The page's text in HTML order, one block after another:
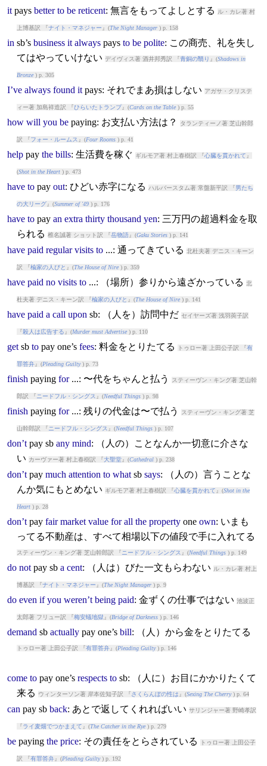
it pays better to be reticent: 無言をもってよしとする ル・カレ著 村
上博基訳 『ナイト・マネジャー 』(The Night Manager) p. 158
insb’s business it always pays to be polite: この商売、礼を失し
てはやっていけない デイヴィス著 酒井邦秀訳 『青銅の翳り 』(Shadows in
Bronze) p. 305
I’ve always found it pays: それでまあ損はしない アガサ・クリステ
ィー著 加島祥造訳 『ひらいたトランプ』(Cards on the Table) p. 55
how will you be paying: お支払い方法は？ タランティーノ著 芝山幹郎
訳 『 フォー・ルームス 』(Four Rooms) p. 41
help pay the bills: 生活費を稼ぐ ギルモア著 村上春樹訳 『心臓を貫かれて 』
(Shot in the Heart) p. 473
have to pay out: ひどい赤字になる ハルバースタム著 常盤新平訳 『 男たち
の大リーグ』(Summer of '49) p. 176
have to pay an extra thirty thousand yen: 三万円の超過料金を取
られる 椎名誠著 ショット訳 『岳物語』(Gaku Stories) p. 141
have paid regular visits to...: 通ってきている 北杜夫著 デニス・キーン
訳 『楡家の人びと 』(The House of Nire) p. 359
have paid no visits to...: （場所）参りから遠ざかっている 北
杜夫著 デニス・キーン訳 『楡家の人びと 』(The House of Nire) p. 141
have paid a call uponsb: （人を）訪問中だ セイヤーズ著 浅羽莢子訳
『殺人は広告する 』(Murder must Advertise) p. 110
getsb to payone’s fees: 料金をとりたてる トゥロー著 上田公子訳 『有
罪答弁』(Pleading Guilty) p. 73
finish paying for...: 〜代をちゃんと払う スティーヴン・キング著 芝山幹
郎訳 『 ニードフル・シングス 』(Needful Things) p. 98
finish paying for...: 残りの代金は〜で払う スティーヴン・キング著 芝
山幹郎訳 『 ニードフル・シングス 』(Needful Things) p. 107
don’t paysb any mind: （人の）ことなんか一切意に介さな
い カーヴァー著 村上春樹訳 『 大聖堂』(Cathedral) p. 238
don’t pay much attention to whatsb says: （人の）言うことな
んか気にもとめない ギルモア著 村上春樹訳 『心臓を貫かれて 』(Shot in the
Heart) p. 28
don’t pay fair market value for all the propertyone own: いまも
ってる不動産は、すべて相場以下の値段で手に入れてる
スティーヴン・キング著 芝山幹郎訳 『 ニードフル・シングス 』(Needful Things) p. 149
do not paysb a cent: （人は）びた一文もらわない ル・カレ著 村上
博基訳 『ナイト・マネジャー 』(The Night Manager) p. 9
do even if you weren’t being paid: 金ずくの仕事ではない 池波正
太郎著 フリュー訳 『梅安蟻地獄 』(Bridge of Darkness) p. 146
demandsb actually payone’s bill: （人）から金をとりたてる
トゥロー著 上田公子訳 『有罪答弁』(Pleading Guilty) p. 146
come to payone’s respects tosb: （人に）お目にかかりたくて
来る
ウィンターソン著 岸本佐知子訳 『 さくらんぼの性は 』(Sexing The Cherry) p. 64
can paysb back: あとで返してくれればいい サリンジャー著 野崎孝訳
『 ライ麦畑でつかまえて 』(The Catcher in the Rye) p. 279
be paying the price: その責任をとらされている トゥロー著 上田公子
訳 『有罪答弁』(Pleading Guilty) p. 192